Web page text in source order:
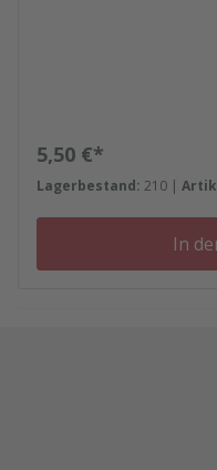
Regulärer Preis:
5,50 €*
Lagerbestand: 210 |
In